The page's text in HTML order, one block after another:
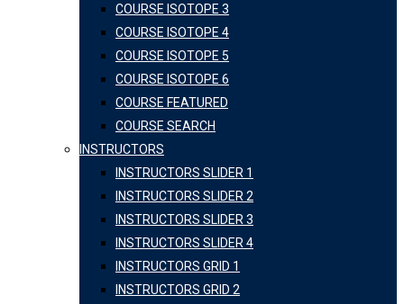
COURSE ISOTOPE 3
COURSE ISOTOPE 4
COURSE ISOTOPE 5
COURSE ISOTOPE 6
COURSE FEATURED
COURSE SEARCH
INSTRUCTORS
INSTRUCTORS SLIDER 1
INSTRUCTORS SLIDER 2
INSTRUCTORS SLIDER 3
INSTRUCTORS SLIDER 4
INSTRUCTORS GRID 1
INSTRUCTORS GRID 2